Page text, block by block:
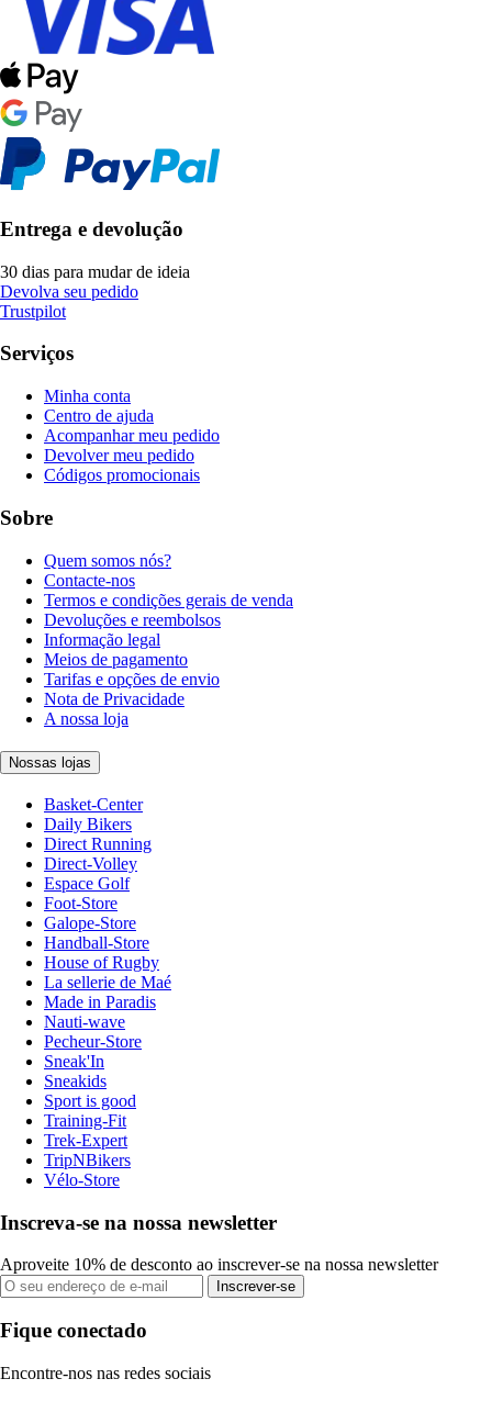
Entrega e devolução
30 dias para mudar de ideia
Devolva seu pedido
Trustpilot
Serviços
Minha conta
Centro de ajuda
Acompanhar meu pedido
Devolver meu pedido
Códigos promocionais
Sobre
Quem somos nós?
Contacte-nos
Termos e condições gerais de venda
Devoluções e reembolsos
Informação legal
Meios de pagamento
Tarifas e opções de envio
Nota de Privacidade
A nossa loja
Nossas lojas
Basket-Center
Daily Bikers
Direct Running
Direct-Volley
Espace Golf
Foot-Store
Galope-Store
Handball-Store
House of Rugby
La sellerie de Maé
Made in Paradis
Nauti-wave
Pecheur-Store
Sneak'In
Sneakids
Sport is good
Training-Fit
Trek-Expert
TripNBikers
Vélo-Store
Inscreva-se na nossa newsletter
Aproveite 10% de desconto ao inscrever-se na nossa newsletter
Inscrever-se
Fique conectado
Encontre-nos nas redes sociais